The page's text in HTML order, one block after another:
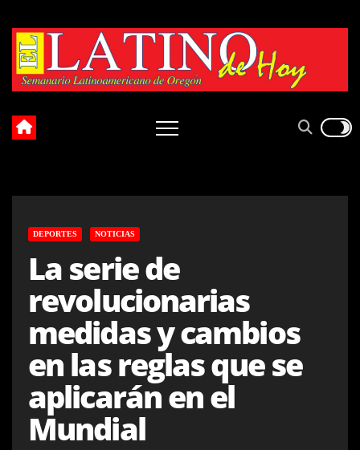
content
DEPORTES NOTICIAS
La serie de
revolucionarias
medidas y cambios
en las reglas que se
aplicarán en el
Mundial